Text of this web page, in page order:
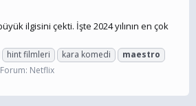
ilgisini çekti. İşte 2024 yılının en çok
hint filmleri kara komedi
maestro
Forum: Netflix